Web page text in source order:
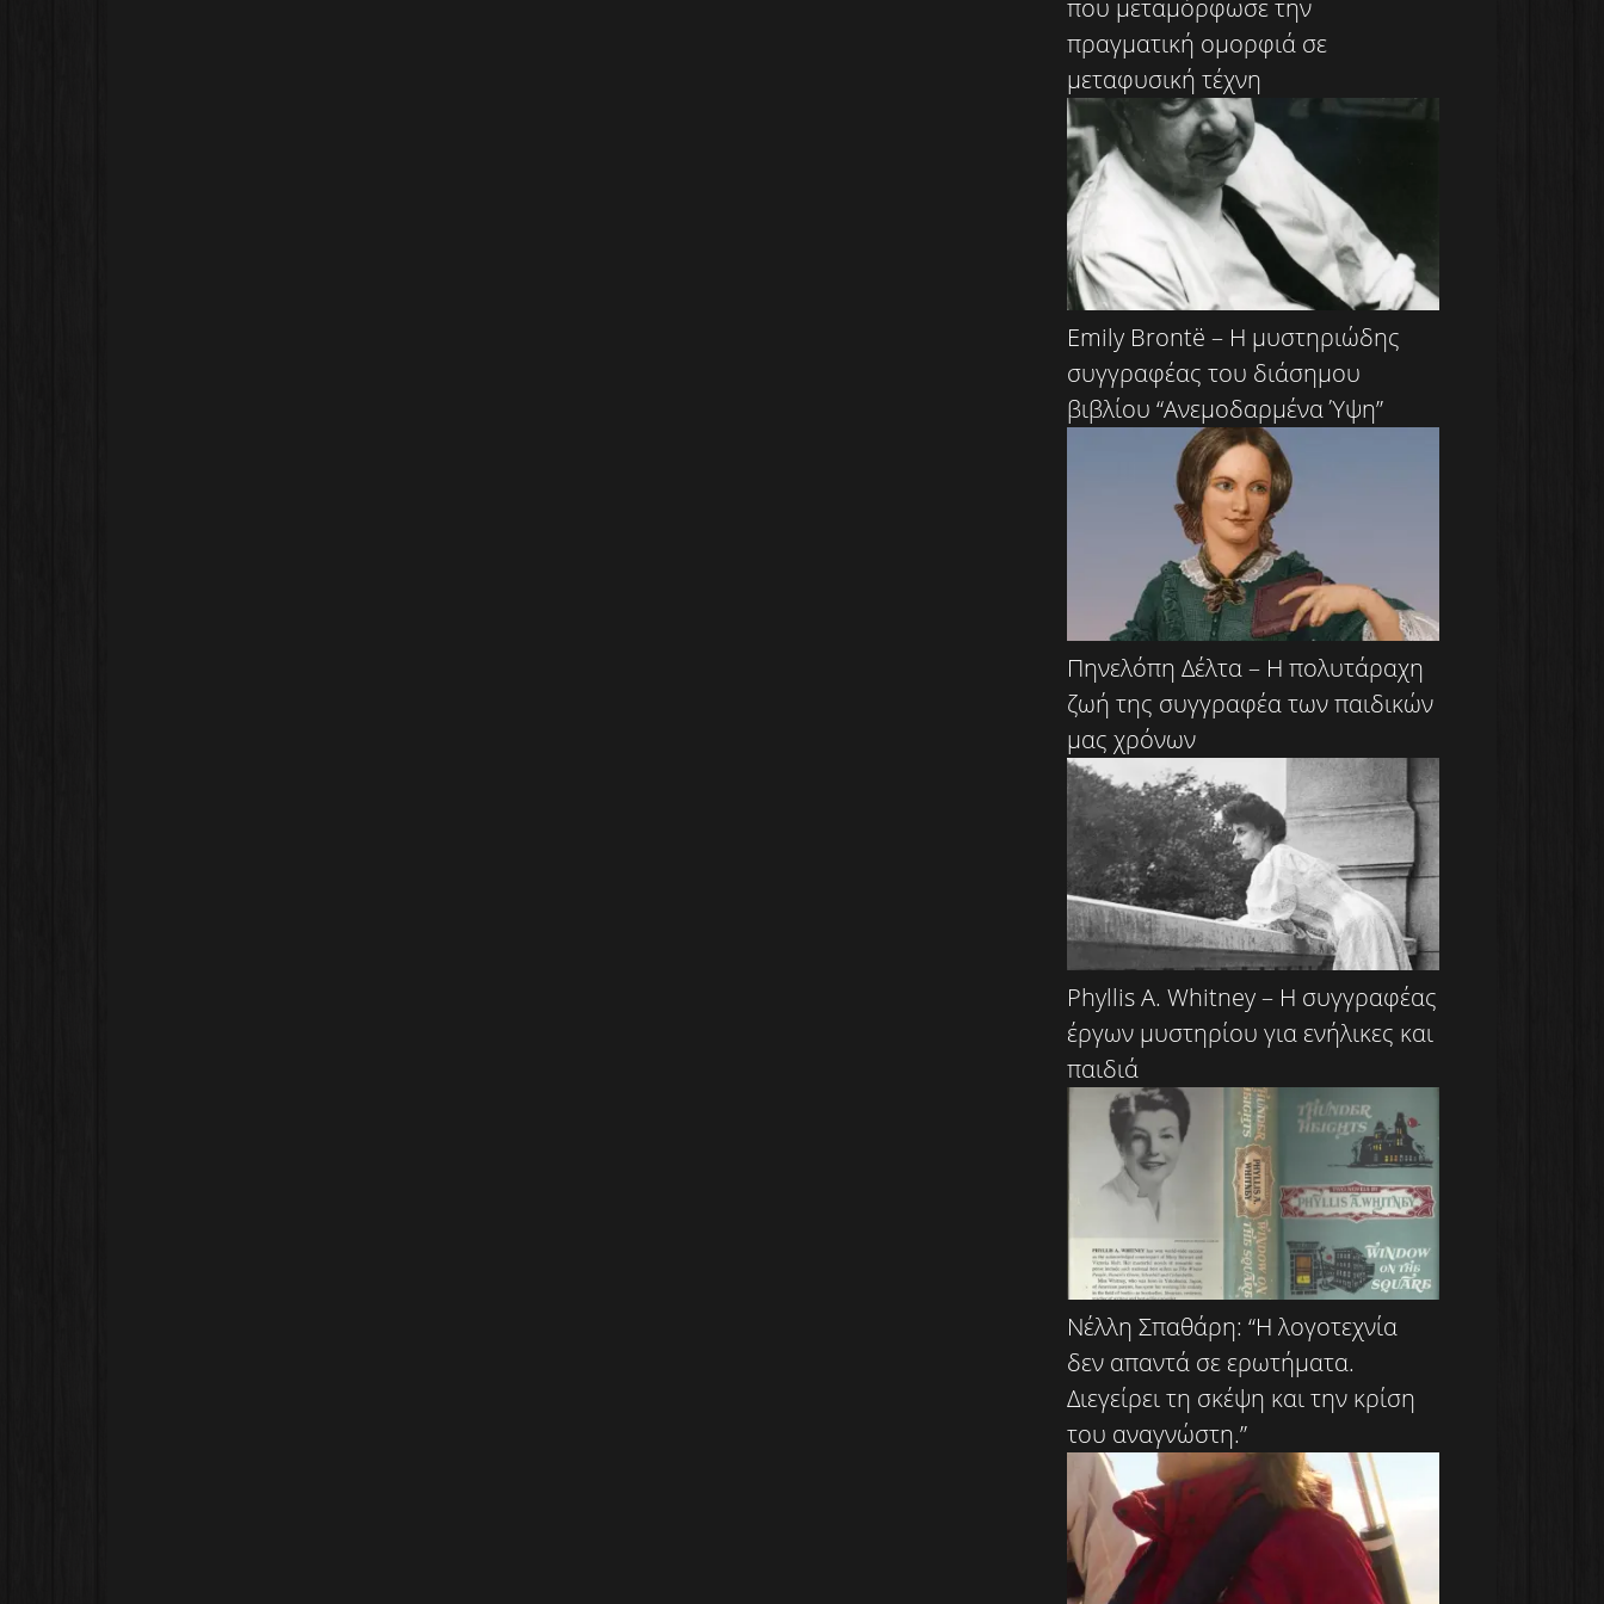
που μεταμόρφωσε την
πραγματική ομορφιά σε
μεταφυσική τέχνη
Emily Brontë – Η μυστηριώδης
συγγραφέας του διάσημου
βιβλίου “Ανεμοδαρμένα Ύψη”
Πηνελόπη Δέλτα – Η πολυτάραχη
ζωή της συγγραφέα των παιδικών
μας χρόνων
Phyllis A. Whitney – Η συγγραφέας
έργων μυστηρίου για ενήλικες και
παιδιά
Νέλλη Σπαθάρη: “Η λογοτεχνία
δεν απαντά σε ερωτήματα.
Διεγείρει τη σκέψη και την κρίση
του αναγνώστη.”